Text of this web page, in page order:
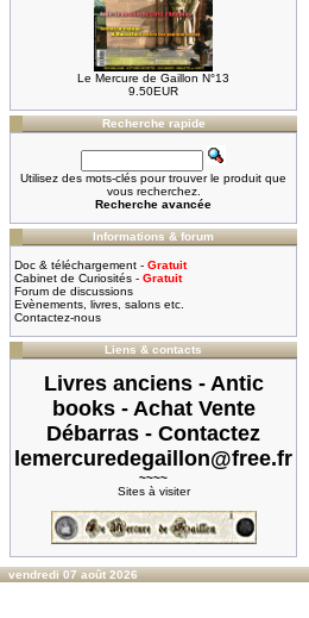
Le Mercure de Gaillon N°13
9.50EUR
Recherche rapide
Utilisez des mots-clés pour trouver le produit que
vous recherchez.
Recherche avancée
Informations & forum
Doc & téléchargement - Gratuit
Cabinet de Curiosités - Gratuit
Forum de discussions
Evènements, livres, salons etc.
Contactez-nous
Liens & contacts
Livres anciens - Antic
books - Achat Vente
Débarras - Contactez
lemercuredegaillon@free.fr
~~~~
Sites à visiter
vendredi 07 août 2026